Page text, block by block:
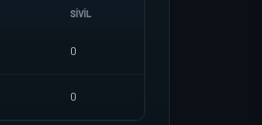
SIVIL
0
0